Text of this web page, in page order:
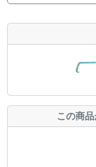
この商